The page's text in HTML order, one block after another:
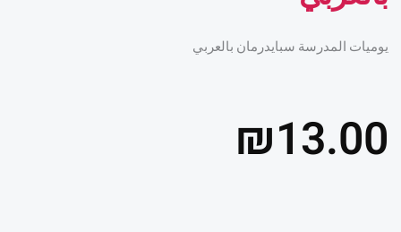
يوميات المدرسة سبايدرمان بالعربي
₪13.00